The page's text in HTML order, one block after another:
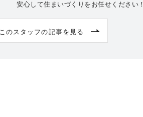
安心して住まいづくりをお任せください！
このスタッフの記事を見る